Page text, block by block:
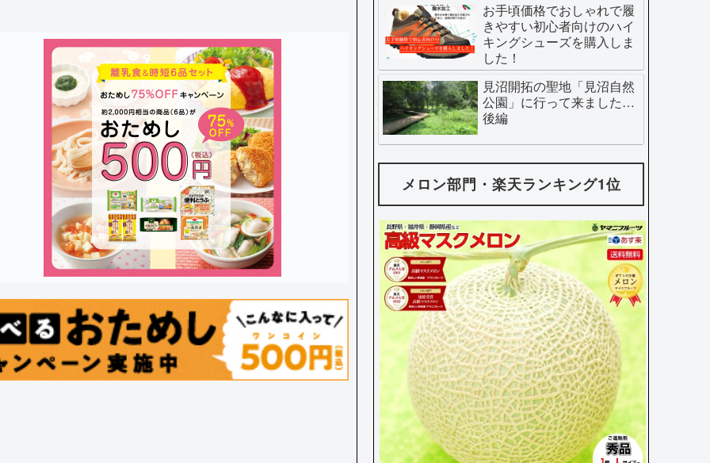
お手頃価格でおしゃれで履
きやすい初心者向けのハイ
キングシューズを購入しま
した！
見沼開拓の聖地「見沼自然
公園」に行って来ました…
後編
メロン部門・楽天ランキング1位